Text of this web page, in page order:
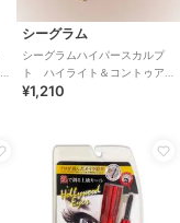
シーグラム
シーグラムハイパースカルプ
ト ハイライト＆コントゥア
パレット ウォーム
¥1,210